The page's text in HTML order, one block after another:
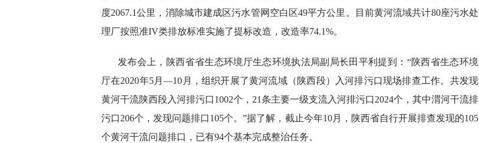
度2067.1公里，消除城市建成区污水管网空白区49平方公里。目前黄河流域共计80座污水处
理厂按照准IV类排放标准实施了提标改造，改造率74.1%。
发布会上，陕西省省生态环境厅生态环境执法局副局长田平利提到：“陕西省生态环境
厅在2020年5月—10月，组织开展了黄河流域（陕西段）入河排污口现场排查工作。共发现
黄河干流陕西段入河排污口1002个，21条主要一级支流入河排污口2024个，其中渭河干流排
污口206个，发现问题排口105个。”据了解，截止今年10月，陕西省自行开展排查发现的105
个黄河干流问题排口，已有94个基本完成整治任务。